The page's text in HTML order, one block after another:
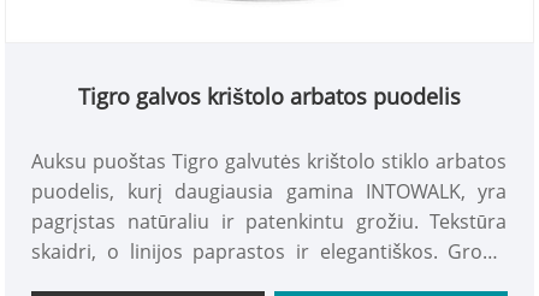
Tigro galvos krištolo arbatos puodelis
Auksu puoštas Tigro galvutės krištolo stiklo arbatos
puodelis, kurį daugiausia gamina INTOWALK, yra
pagrįstas natūraliu ir patenkintu grožiu. Tekstūra
skaidri, o linijos paprastos ir elegantiškos. Grožis